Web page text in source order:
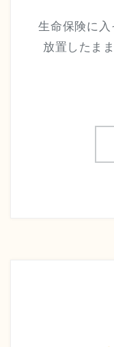
生命保険に入
放置したま